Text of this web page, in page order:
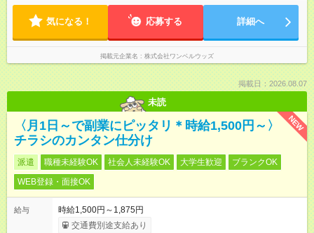
気になる！ 応募する 詳細へ
掲載元企業名 株式会社ワンベルウッズ
掲載日：2026.08.07
未読
NEW
〈月1日～で副業にピッタリ＊時給1,500円～〉
チラシのカンタン仕分け
派遣 職種未経験OK 社会人未経験OK 大学生歓迎
ブランクOK
WEB登録・面接OK
給与
時給1,500円～1,875円
交通費別途支給あり